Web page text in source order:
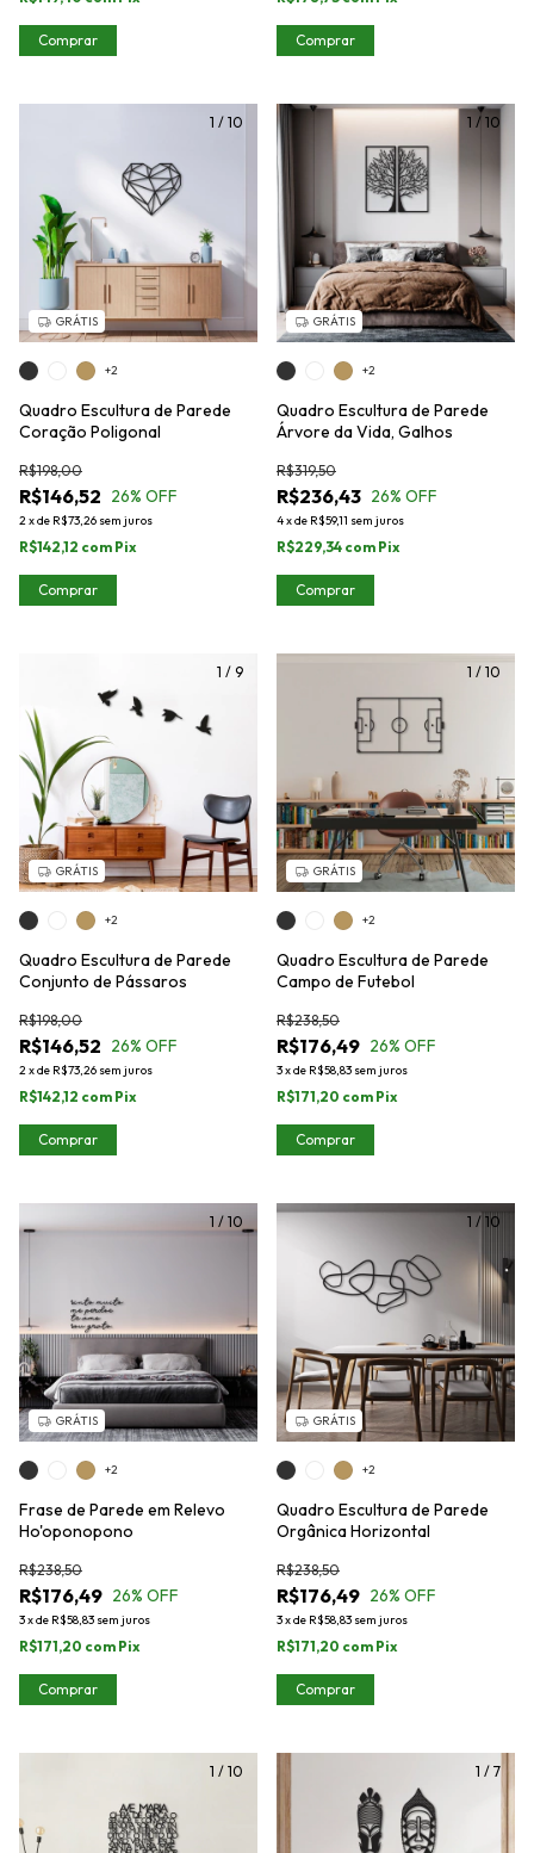
Comprar Comprar
1 / 10
GRÁTIS
Quadro Escultura de Parede
Coração Poligonal
R$146,52
R$198,00
26% OFF
2xde R$73,26 sem juros
R$142,12 com Pix
+2
Comprar
1 / 10
GRÁTIS
Quadro Escultura de Parede
Árvore da Vida, Galhos
R$236,43
R$319,50
26% OFF
4xde R$59,11 sem juros
R$229,34 com Pix
+2
Comprar
1 / 9
GRÁTIS
Quadro Escultura de Parede
Conjunto de Pássaros
R$146,52
R$198,00
26% OFF
2xde R$73,26 sem juros
R$142,12 com Pix
+2
Comprar
1 / 10
GRÁTIS
Quadro Escultura de Parede
Campo de Futebol
R$176,49
R$238,50
26% OFF
3xde R$58,83 sem juros
R$171,20 com Pix
+2
Comprar
1 / 10
GRÁTIS
Frase de Parede em Relevo
Ho'oponopono
R$176,49
R$238,50
26% OFF
3xde R$58,83 sem juros
R$171,20 com Pix
+2
Comprar
1 / 10
GRÁTIS
Quadro Escultura de Parede
Orgânica Horizontal
R$176,49
R$238,50
26% OFF
3xde R$58,83 sem juros
R$171,20 com Pix
+2
Comprar
1 / 10 1 / 7